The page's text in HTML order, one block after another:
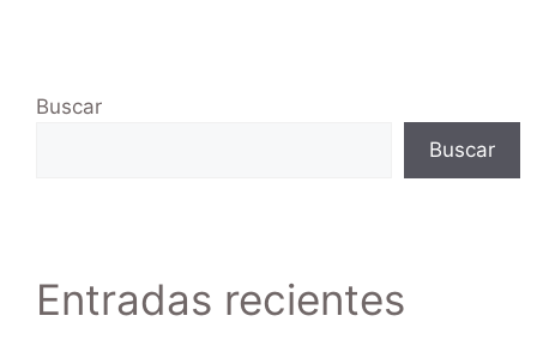
Buscar
Buscar
Entradas recientes